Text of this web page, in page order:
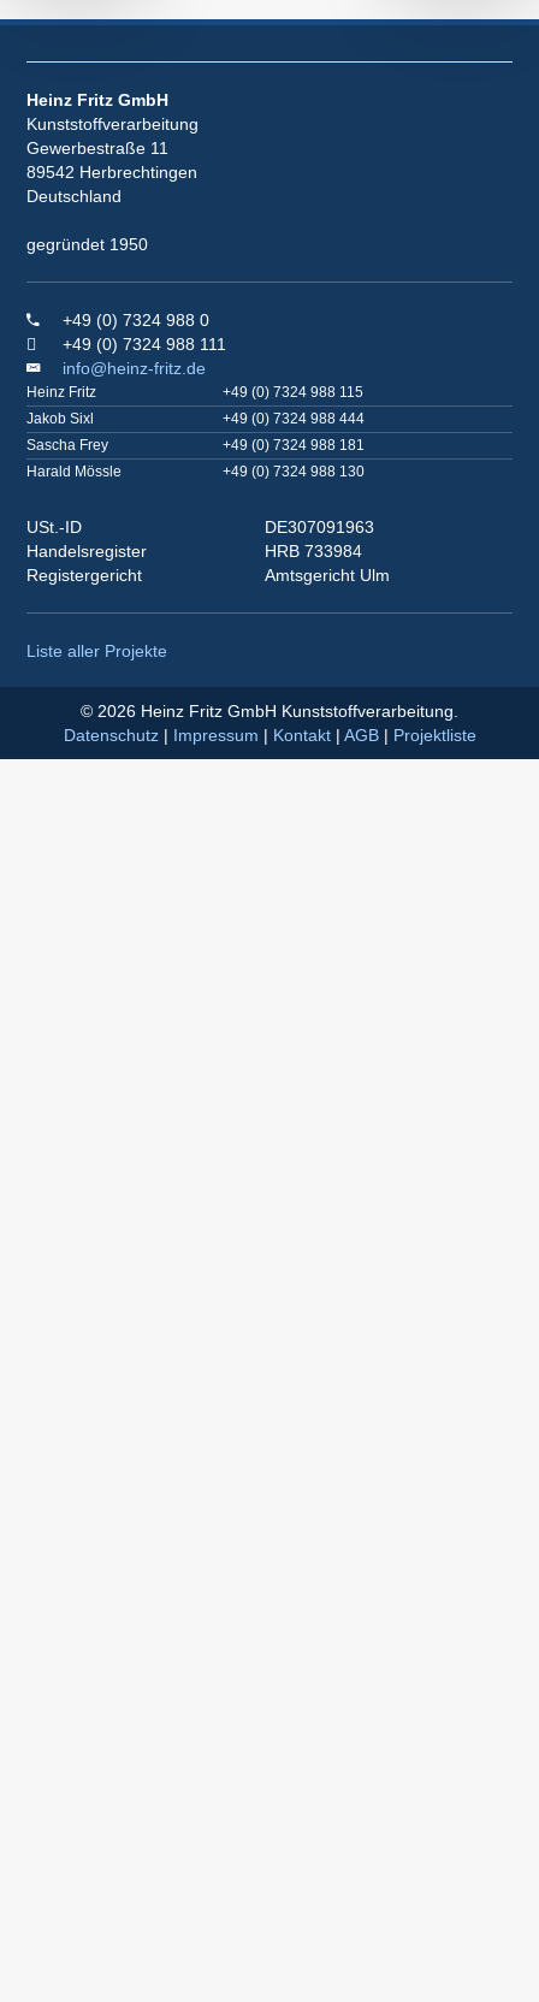
Heinz Fritz GmbH
Kunststoffverarbeitung
Gewerbestraße 11
89542 Herbrechtingen
Deutschland
gegründet 1950
+49 (0) 7324 988 0
+49 (0) 7324 988 111
info@heinz-fritz.de
Heinz Fritz
+49 (0) 7324 988 115
Jakob Sixl
+49 (0) 7324 988 444
Sascha Frey
+49 (0) 7324 988 181
Harald Mössle
+49 (0) 7324 988 130
USt.-ID
DE307091963
Handelsregister
HRB 733984
Registergericht
Amtsgericht Ulm
Liste aller Projekte
© 2026 Heinz Fritz GmbH Kunststoffverarbeitung.
Datenschutz| Impressum | Kontakt| AGB| Projektliste